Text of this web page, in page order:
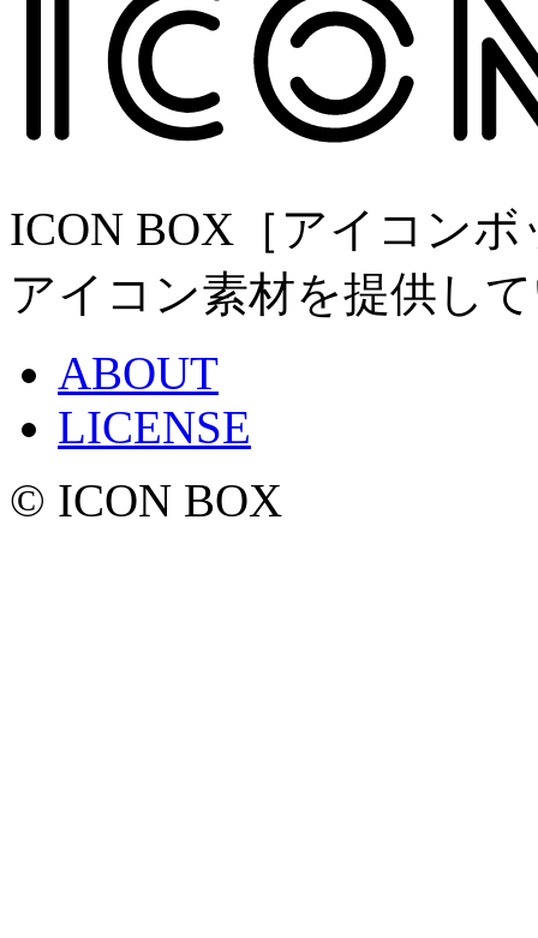
ICON BOX［アイコン
アイコン素材を提供し
ABOUT
LICENSE
© ICON BOX